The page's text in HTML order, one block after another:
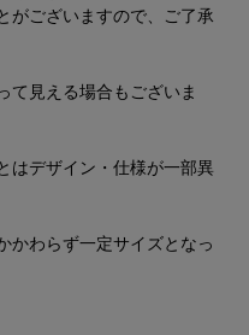
がございますので、ご了承
て見える場合もございま
はデザイン・仕様が一部異
かわらず一定サイズとなっ